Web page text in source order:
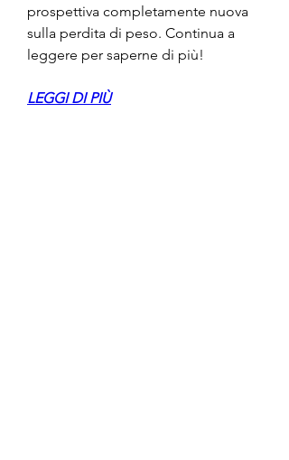
prospettiva completamente nuova
sulla perdita di peso. Continua a
leggere per saperne di più!
LEGGI DI PIÙ